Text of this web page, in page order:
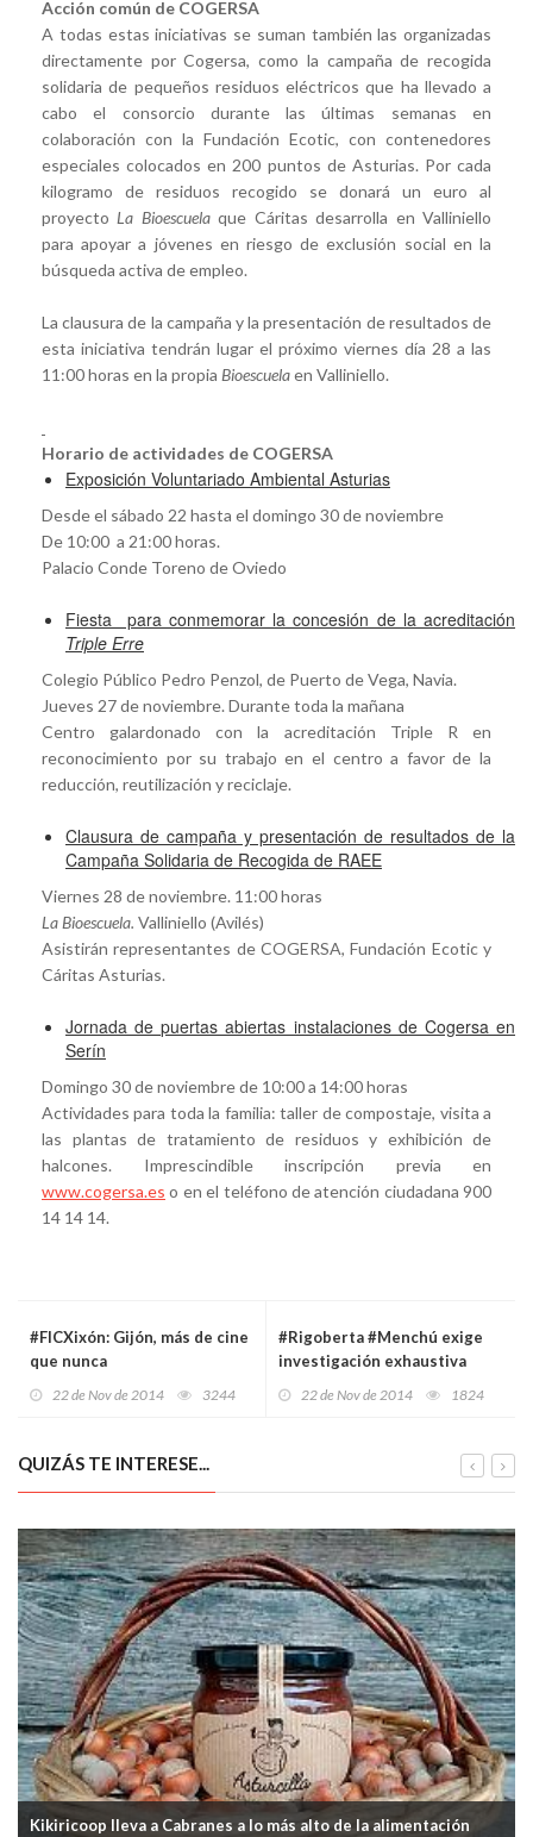
Acción común de COGERSA
A todas estas iniciativas se suman también las organizadas
directamente por Cogersa, como la campaña de recogida
solidaria de pequeños residuos eléctricos que ha llevado a
cabo el consorcio durante las últimas semanas en
colaboración con la Fundación Ecotic, con contenedores
especiales colocados en 200 puntos de Asturias. Por cada
kilogramo de residuos recogido se donará un euro al
proyecto La Bioescuelaque Cáritas desarrolla en Valliniello
para apoyar a jóvenes en riesgo de exclusión social en la
búsqueda activa de empleo.
La clausura de la campaña y la presentación de resultados de
esta iniciativa tendrán lugar el próximo viernes día 28 a las
11:00 horas en la propia Bioescuelaen Valliniello.
Horario de actividades de COGERSA
Exposición Voluntariado Ambiental Asturias
Desde el sábado 22 hasta el domingo 30 de noviembre
De 10:00 a 21:00 horas.
Palacio Conde Toreno de Oviedo
Fiesta para conmemorar la concesión de la acreditación
Triple Erre
Colegio Público Pedro Penzol, de Puerto de Vega, Navia.
Jueves 27 de noviembre. Durante toda la mañana
Centro galardonado con la acreditación Triple R en
reconocimiento por su trabajo en el centro a favor de la
reducción, reutilización y reciclaje.
Clausura de campaña y presentación de resultados de la
Campaña Solidaria de Recogida de RAEE
Viernes 28 de noviembre. 11:00 horas
La Bioescuela. Valliniello (Avilés)
Asistirán representantes de COGERSA, Fundación Ecotic y
Cáritas Asturias.
Jornada de puertas abiertas instalaciones de Cogersa en
Serín
Domingo 30 de noviembre de 10:00 a 14:00 horas
Actividades para toda la familia: taller de compostaje, visita a
las plantas de tratamiento de residuos y exhibición de
halcones. Imprescindible inscripción previa en
www.cogersa.es o en el teléfono de atención ciudadana 900
14 14 14.
#FICXixón: Gijón, más de cine
que nunca
22 de Nov de 2014 3244
#Rigoberta #Menchú exige
investigación exhaustiva
22 de Nov de 2014 1824
QUIZÁS TE INTERESE...
Kikiricoop lleva a Cabranes a lo más alto de la alimentación